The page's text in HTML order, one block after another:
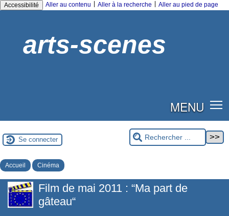
Accessibilité Aller au contenu Aller à la recherche Aller au pied de page
arts-scenes
MENU
Se connecter
Accueil Cinéma
Film de mai 2011 : “Ma part de
gâteau“